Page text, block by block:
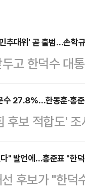
추대위' 곧 출범…손학
고 한덕수 대
추대위원회'(
학규 전 민주
여할 가능성이
울프레스센
.국민추대위
갈등을 지혜
수 27.8%…한동훈·홍
후보 적합도'
수 대선 경선
난 16∼18일
27.8%를 기
" 발언에…홍준표 "한
후보가 "한